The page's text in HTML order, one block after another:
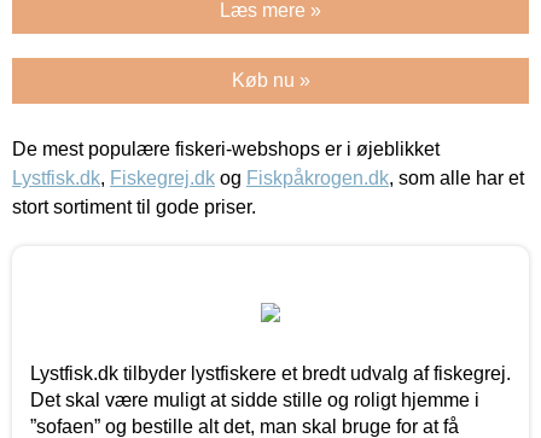
Læs mere »
Køb nu »
De mest populære fiskeri-webshops er i øjeblikket
Lystfisk.dk, Fiskegrej.dk og Fiskpåkrogen.dk, som alle har et
stort sortiment til gode priser.
Lystfisk.dk tilbyder lystfiskere et bredt udvalg af fiskegrej.
Det skal være muligt at sidde stille og roligt hjemme i
”sofaen” og bestille alt det, man skal bruge for at få